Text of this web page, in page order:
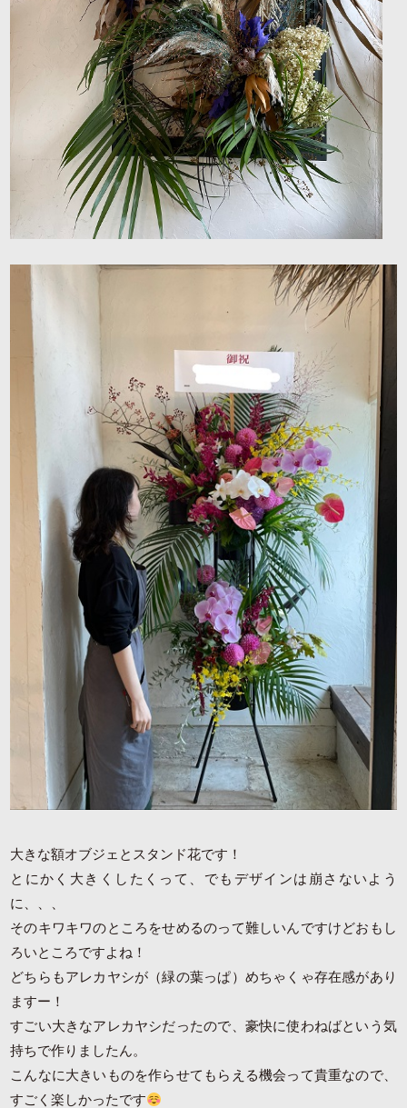
大きな額オブジェとスタンド花です！
とにかく大きくしたくって、でもデザインは崩さないよう
に、、、
そのキワキワのところをせめるのって難しいんですけどおもし
ろいところですよね！
どちらもアレカヤシが（緑の葉っぱ）めちゃくゃ存在感があり
ますー！
すごい大きなアレカヤシだったので、豪快に使わねばという気
持ちで作りましたん。
こんなに大きいものを作らせてもらえる機会って貴重なので、
すごく楽しかったです